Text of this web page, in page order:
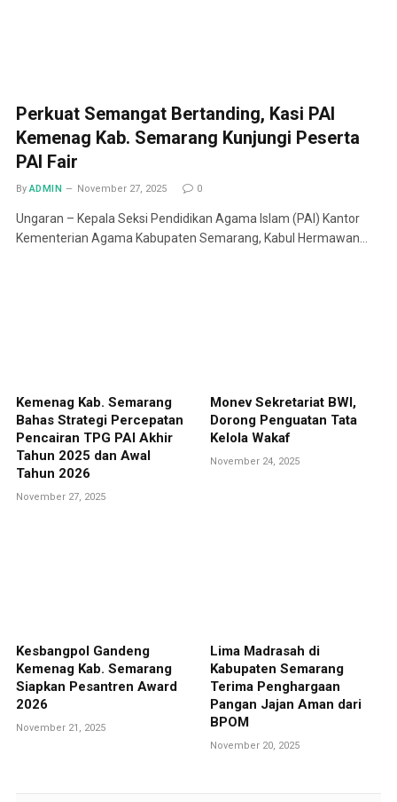
Perkuat Semangat Bertanding, Kasi PAI
Kemenag Kab. Semarang Kunjungi Peserta
PAI Fair
By ADMIN November 27, 2025 0
Ungaran – Kepala Seksi Pendidikan Agama Islam (PAI) Kantor
Kementerian Agama Kabupaten Semarang, Kabul Hermawan…
Kemenag Kab. Semarang
Bahas Strategi Percepatan
Pencairan TPG PAI Akhir
Tahun 2025 dan Awal
Tahun 2026
November 27, 2025
Monev Sekretariat BWI,
Dorong Penguatan Tata
Kelola Wakaf
November 24, 2025
Kesbangpol Gandeng
Kemenag Kab. Semarang
Siapkan Pesantren Award
2026
November 21, 2025
Lima Madrasah di
Kabupaten Semarang
Terima Penghargaan
Pangan Jajan Aman dari
BPOM
November 20, 2025